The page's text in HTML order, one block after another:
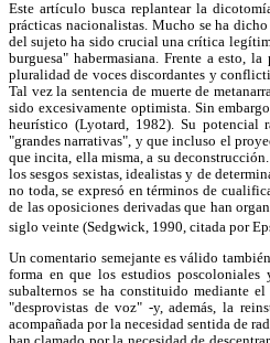
Este artículo busca replantear la
prácticas nacionalistas. Mucho se ha
del sujeto ha sido crucial una crítica
burguesa" habermasiana. Frente a esto,
pluralidad de voces discordantes y
Tal vez la sentencia de muerte de
sido excesivamente optimista. Sin
heurístico (Lyotard, 1982). Su potencial
"grandes narrativas", y que incluso el
que incita, ella misma, a su
los sesgos sexistas, idealistas y de
no toda, se expresó en términos de
de las oposiciones derivadas que han
siglo veinte (Sedgwick, 1990, citada por
Un comentario semejante es válido
forma en que los estudios poscoloniales
subalternos se ha constituido mediante
"desprovistas de voz" -y, además, la
acompañada por la necesidad sentida de